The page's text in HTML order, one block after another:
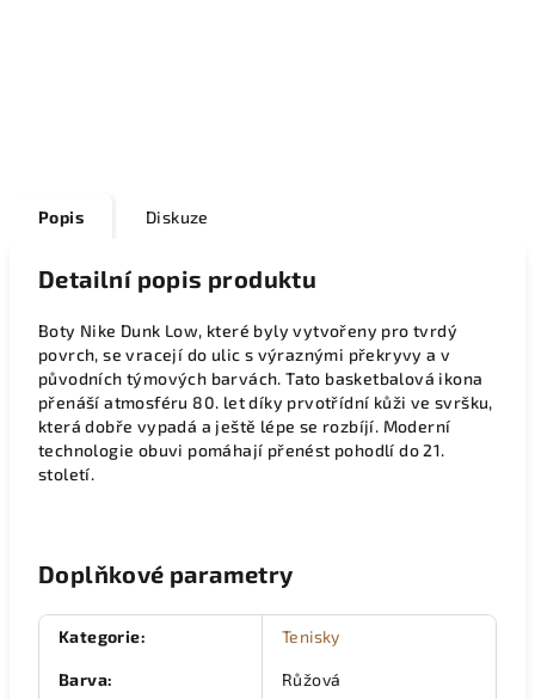
Popis Diskuze
Detailní popis produktu
Boty Nike Dunk Low, které byly vytvořeny pro tvrdý
povrch, se vracejí do ulic s výraznými překryvy a v
původních týmových barvách. Tato basketbalová ikona
přenáší atmosféru 80. let díky prvotřídní kůži ve svršku,
která dobře vypadá a ještě lépe se rozbíjí. Moderní
technologie obuvi pomáhají přenést pohodlí do 21.
století.
Doplňkové parametry
Kategorie: Tenisky
Barva: Růžová